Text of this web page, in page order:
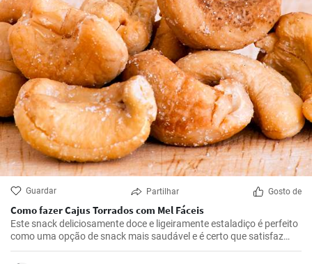
Guardar Partilhar Gosto de
Como fazer Cajus Torrados com Mel Fáceis
Este snack deliciosamente doce e ligeiramente estaladiço é perfeito
como uma opção de snack mais saudável e é certo que satisfaz
quem gosta de doces.